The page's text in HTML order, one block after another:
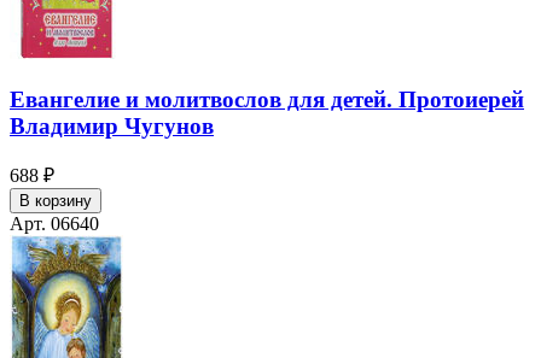
Евангелие и молитвослов для детей. Протоиерей
Владимир Чугунов
688 ₽
В корзину
Арт. 06640